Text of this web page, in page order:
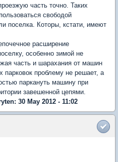
часть точно. Таких
свободой
поселка. Которы, кстати, имеют
расширение
особенно зимой не
часть и шарахания от машин
парковок проблему не решает, а
паркануть машину при
завешенной цепями.
30 May 2012 - 11:02